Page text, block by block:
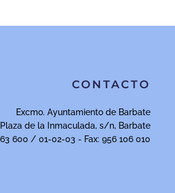
CONTACTO
Excmo. Ayuntamiento de Barbate
Plaza de la Inmaculada, s/n, Barbate
600 / 01-02-03 - Fax: 956 106 010